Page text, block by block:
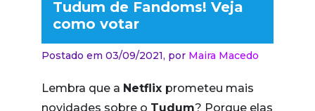
Tudum de Fandoms! Veja
como votar
Postado em 03/09/2021, por Maira Macedo
Lembra que a Netflix prometeu mais
novidades sobre o Tudum? Porque elas